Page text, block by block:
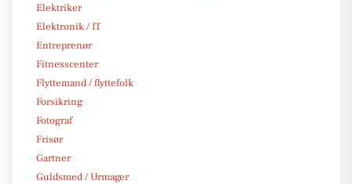
Elektriker
Elektronik / IT
Entreprenør
Fitnesscenter
Flyttemand / flyttefolk
Forsikring
Fotograf
Frisør
Gartner
Guldsmed / Urmager